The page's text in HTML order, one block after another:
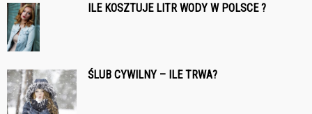
ILE KOSZTUJE LITR WODY W POLSCE ?
ŚLUB CYWILNY – ILE TRWA?